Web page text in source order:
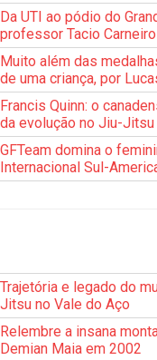
Da UTI ao pódio do
professor Tacio Carneiro
Muito além das
de uma criança, por
Francis Quinn: o
da evolução no Jiu-Jitsu
GFTeam domina o
Internacional Sul-
Trajetória e legado do
Jitsu no Vale do Aço
Relembre a insana
Demian Maia em 2002